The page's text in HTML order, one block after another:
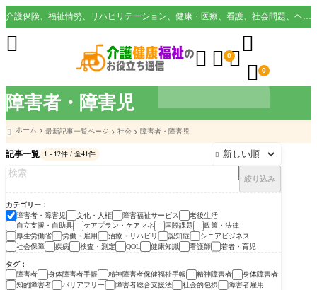
障害者・障害児
介護保険、福祉情勢、リハビリテーション、健康・医療、看護、社会問題、ヘルスケア業界など様々な切り口から役立つ情報を配信。
  0

 0

 ホーム 最新記事一覧ページ 社会 障害者・障害児
記事一覧 1 - 12件 / 全41件 
絞り込み
カテゴリー
障害者・障害児
文化・人権 障害福祉サービス
老後生活
自立支援・自助具
ケアプラン・ケアマネ 国際課題
政策・法律
厚生労働省
労働・雇用 治療・リハビリ 認知症
シニアビジネス
社会保障
疾病 検査・測定 QOL 健康知識 看護師 若者・育児
タグ
障害者
身体障害者手帳 精神障害者保健福祉手帳 精神障害者
身体障害者
知的障害者
バリアフリー 障害者総合支援法 社会的包摂
障害者雇用